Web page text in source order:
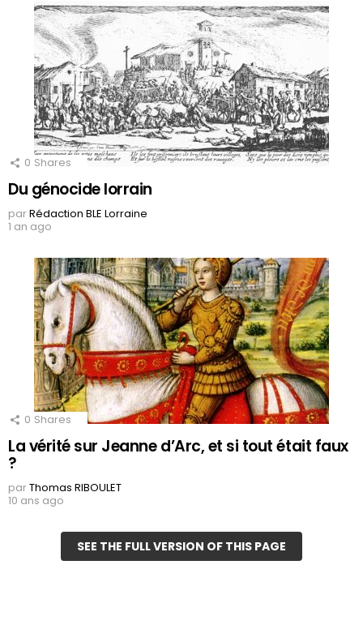
0 Shares
Du génocide lorrain
parRédaction BLE Lorraine
1 an ago
0 Shares
La vérité sur Jeanne d’Arc, et si tout était faux
?
parThomas RIBOULET
10 ans ago
SEE THE FULL VERSION OF THIS PAGE